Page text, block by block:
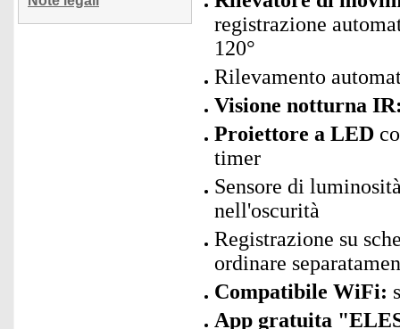
registrazione
120°
Rilevamento
Visione notturna
Proiettore a LED
timer
Sensore di
nell'oscurità
Registrazione su
ordinare
Compatibile WiFi:
App gratuita